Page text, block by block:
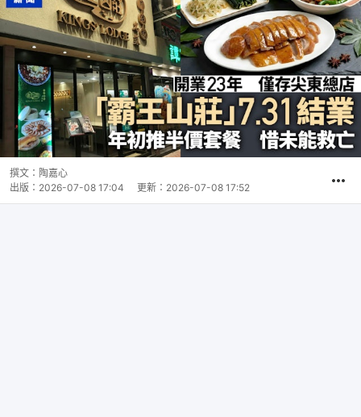
撰文： 陶嘉心
出版： 2026-07-08 17:04 更新： 2026-07-08 17:52